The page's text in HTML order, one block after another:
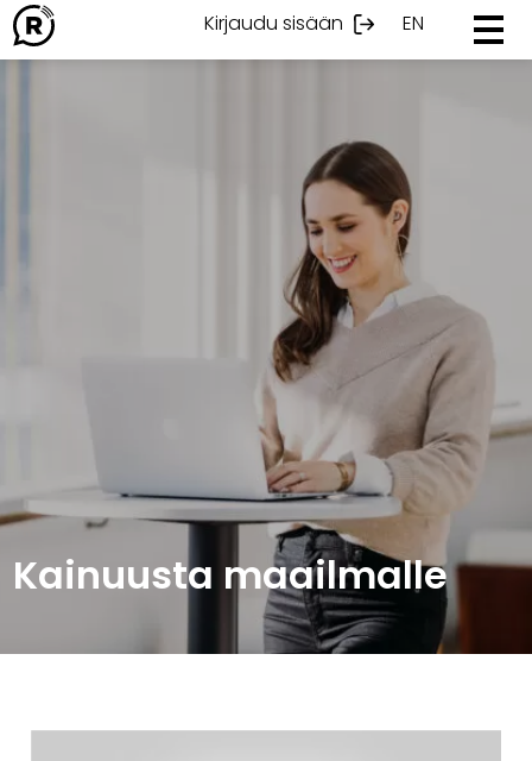
Ohita
sisältöön
Kirjaudu sisään EN
Kainuusta maailmalle